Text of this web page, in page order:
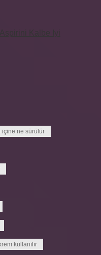
içine ne sürülür
kullanılır